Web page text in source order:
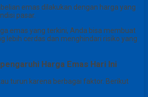
emas dilakukan dengan harga yang
pasar.
emas yang terkini, Anda bisa membuat
lebih cerdas dan menghindari risiko yang
Harga Emas Hari Ini
turun karena berbagai faktor. Berikut